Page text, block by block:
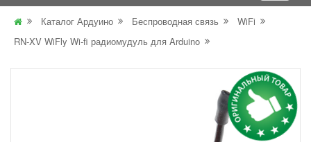
Каталог Ардуино Беспроводная связь
WiFi
RN-XV WiFly Wi-fi радиомудуль для Arduino